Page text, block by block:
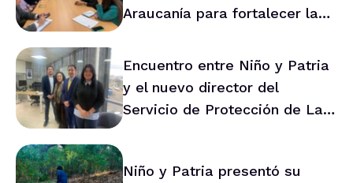
Araucanía para fortalecer la
Encuentro entre Niño y Patria
y el nuevo director del
Servicio de Protección de La
Niño y Patria presentó su